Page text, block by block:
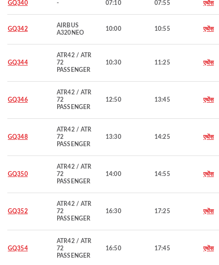
GQ340 - 07:10 07:55 एथेंस
GQ342
AIRBUS
A320NEO
10:00 10:55 एथेंस
GQ344
ATR42 / ATR
72
PASSENGER
10:30 11:25 एथेंस
GQ346
ATR42 / ATR
72
PASSENGER
12:50 13:45 एथेंस
GQ348
ATR42 / ATR
72
PASSENGER
13:30 14:25 एथेंस
GQ350
ATR42 / ATR
72
PASSENGER
14:00 14:55 एथेंस
GQ352
ATR42 / ATR
72
PASSENGER
16:30 17:25 एथेंस
GQ354
ATR42 / ATR
72
PASSENGER
16:50 17:45 एथेंस